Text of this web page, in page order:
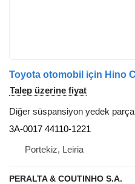
Talep üzerine fiyat
Diğer süspansiyon yedek parça
3A-0017 44110-1221
Portekiz, Leiria
PERALTA & COUTINHO S.A.